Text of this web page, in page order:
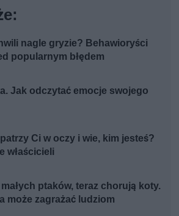
nagle gryzie? Behawioryści
popularnym błędem
Jak odczytać emocje swojego
Ci w oczy i wie, kim jesteś?
właścicieli
ptaków, teraz chorują koty.
może zagrażać ludziom